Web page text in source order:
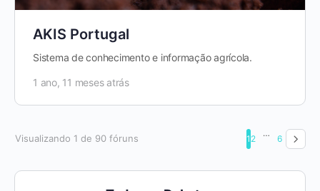
AKIS Portugal
Sistema de conhecimento e informação agrícola.
1 ano, 11 meses atrás
Visualizando 1 de 90 fóruns 1 2
…
6